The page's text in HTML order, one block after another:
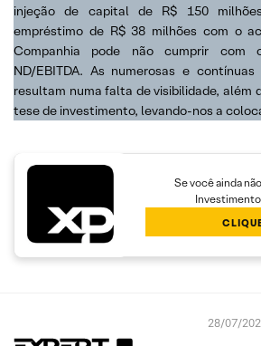
injeção de capital de R$ 150
empréstimo de R$ 38 milhões com o
Companhia pode não cumprir com
ND/EBITDA. As numerosas e
resultam numa falta de visibilidade, além
tese de investimento, levando-nos a
Se você ainda
28/07/